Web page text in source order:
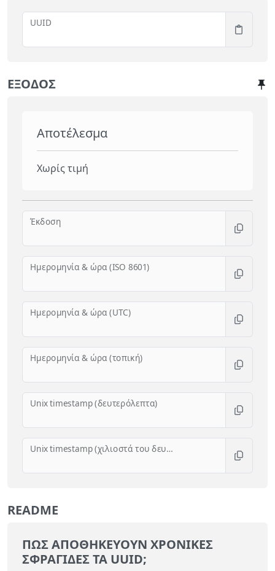
UUID
ΈΞΟΔΟΣ
Αποτέλεσμα
Χωρίς τιμή
Έκδοση
Ημερομηνία & ώρα (ISO 8601)
Ημερομηνία & ώρα (UTC)
Ημερομηνία & ώρα (τοπική)
Unix timestamp (δευτερόλεπτα)
Unix timestamp (χιλιοστά του δευτερολέπτου)
README
ΠΏΣ ΑΠΟΘΗΚΕΎΟΥΝ ΧΡΟΝΙΚΈΣ
ΣΦΡΑΓΊΔΕΣ ΤΑ UUID;